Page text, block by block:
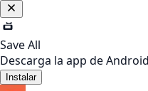
Save All
Descarga la app de
Instalar